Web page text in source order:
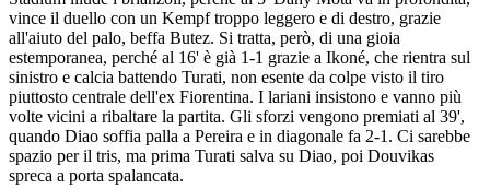
vince il duello con un Kempf troppo leggero e di destro, grazie
all'aiuto del palo, beffa Butez. Si tratta, però, di una gioia
estemporanea, perché al 16' è già 1-1 grazie a Ikoné, che rientra sul
sinistro e calcia battendo Turati, non esente da colpe visto il tiro
piuttosto centrale dell'ex Fiorentina. I lariani insistono e vanno più
volte vicini a ribaltare la partita. Gli sforzi vengono premiati al 39',
quando Diao soffia palla a Pereira e in diagonale fa 2-1. Ci sarebbe
spazio per il tris, ma prima Turati salva su Diao, poi Douvikas
spreca a porta spalancata.